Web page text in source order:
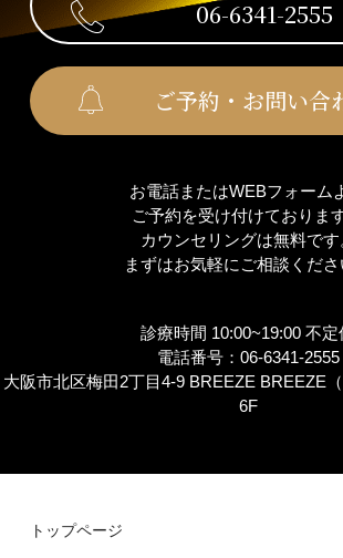
06-6341-2555
ご予約・お問い合
お電話またはWEBフォーム
ご予約を受け付けております
カウンセリングは無料です
まずはお気軽にご相談くださ
診療時間 10:00~19:00 不定
電話番号：06-6341-2555
大阪市北区梅田2丁目4-9 BREEZE BREEZE
6F
トップページ